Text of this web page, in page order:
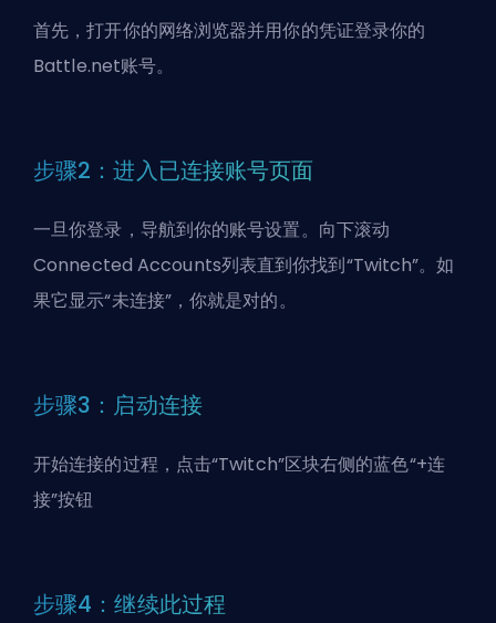
首先，打开你的网络浏览器并用你的凭证登录你的
Battle.net账号。
步骤2：进入已连接账号页面
一旦你登录，导航到你的账号设置。向下滚动
Connected Accounts列表直到你找到“Twitch”。如
果它显示“未连接”，你就是对的。
步骤3：启动连接
开始连接的过程，点击“Twitch”区块右侧的蓝色“+连
接”按钮
步骤4：继续此过程